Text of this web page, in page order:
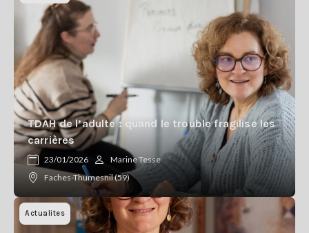
TDAH de l’adulte : quand le trouble fragilise les
carrières
23/01/2026
Marine Tesse
Faches-Thumesnil (59)
Actualites